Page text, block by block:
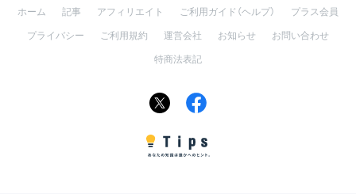
ホーム 記事 アフィリエイト ご利用ガイド（ヘルプ）
プラス会員
プライバシー
ご利用規約 運営会社 お知らせ
お問い合わせ
特商法表記